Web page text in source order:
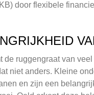
door flexibele
de ruggengraat van
niet anders. Kleine
en zijn een